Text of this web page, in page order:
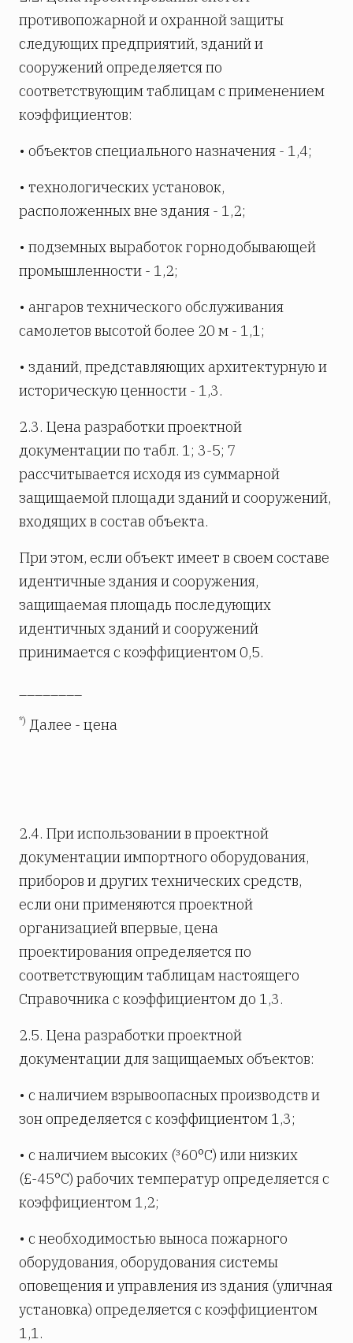
противопожарной и охранной защиты
следующих предприятий, зданий и
сооружений определяется по
соответствующим таблицам с применением
коэффициентов:
• объектов специального назначения - 1,4;
• технологических установок,
расположенных вне здания - 1,2;
• подземных выработок горнодобывающей
промышленности - 1,2;
• ангаров технического обслуживания
самолетов высотой более 20 м - 1,1;
• зданий, представляющих архитектурную и
историческую ценности - 1,3.
2.3. Цена разработки проектной
документации по табл. 1; 3-5; 7
рассчитывается исходя из суммарной
защищаемой площади зданий и сооружений,
входящих в состав объекта.
При этом, если объект имеет в своем составе
идентичные здания и сооружения,
защищаемая площадь последующих
идентичных зданий и сооружений
принимается с коэффициентом 0,5.
*) Далее - цена
2.4. При использовании в проектной
документации импортного оборудования,
приборов и других технических средств,
если они применяются проектной
организацией впервые, цена
проектирования определяется по
соответствующим таблицам настоящего
Справочника с коэффициентом до 1,3.
2.5. Цена разработки проектной
документации для защищаемых объектов:
• с наличием взрывоопасных производств и
зон определяется с коэффициентом 1,3;
• с наличием высоких (³60°С) или низких
(£-45°С) рабочих температур определяется с
коэффициентом 1,2;
• с необходимостью выноса пожарного
оборудования, оборудования системы
оповещения и управления из здания (уличная
установка) определяется с коэффициентом
1,1.